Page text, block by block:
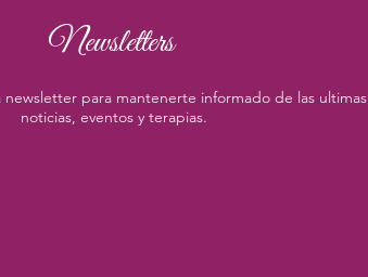
Newsletters
newsletter para mantenerte informado de las ultimas
noticias, eventos y terapias.